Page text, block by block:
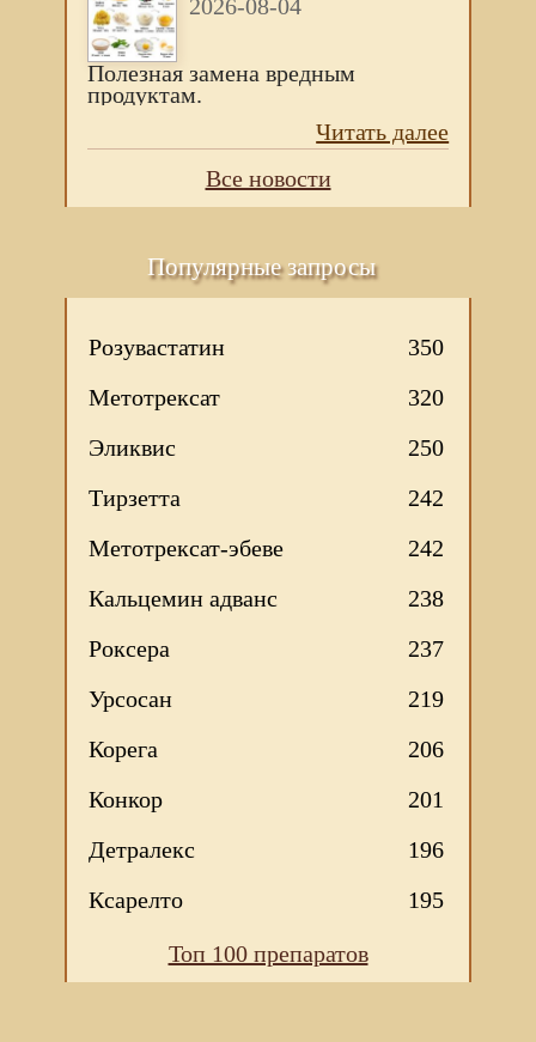
2026-08-04
Полезная замена вредным
продуктам.
Читать далее
Все новости
Популярные запросы
Розувастатин
350
Метотрексат
320
Эликвис
250
Тирзетта
242
Метотрексат-эбеве
242
Кальцемин адванс
238
Роксера
237
Урсосан
219
Корега
206
Конкор
201
Детралекс
196
Ксарелто
195
Топ 100 препаратов